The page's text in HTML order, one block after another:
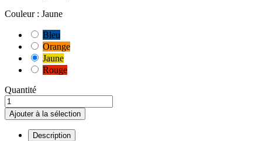
Couleur : Jaune
Bleu
Orange
Jaune
Rouge
Quantité
Ajouter à la sélection
Description